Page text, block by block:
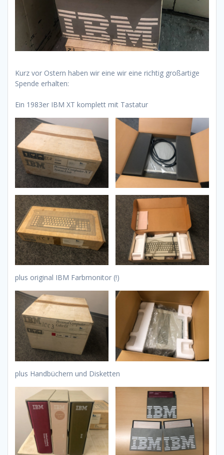
Kurz vor Ostern haben wir eine wir eine richtig großartige
Spende erhalten:
Ein 1983er IBM XT komplett mit Tastatur
plus original IBM Farbmonitor (!)
plus Handbüchern und Disketten